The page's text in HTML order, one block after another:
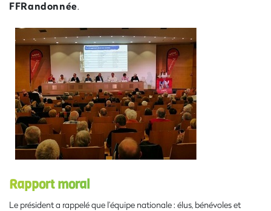
FFRandonnée.
Rapport moral
Le président a rappelé que l’équipe nationale : élus, bénévoles et